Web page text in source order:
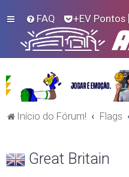
FAQ +EV Pontos
Início do Fórum! Flags
Great Britain